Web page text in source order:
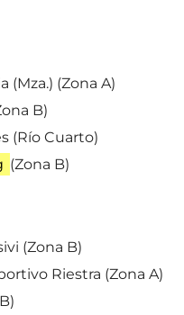
(Mza.) (Zona A)
B)
(Río Cuarto)
(Zona B)
(Zona B)
Riestra (Zona A)